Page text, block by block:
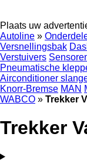
Plaats uw
Autoline »
Versnellingsbak
Verstuivers
Pneumatische
Airconditioner
Knorr-Bremse MAN
WABCO » Trekker
Trekker